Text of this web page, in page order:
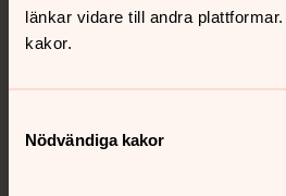
länkar vidare till andra
kakor.
Nödvändiga kakor
Kontakt